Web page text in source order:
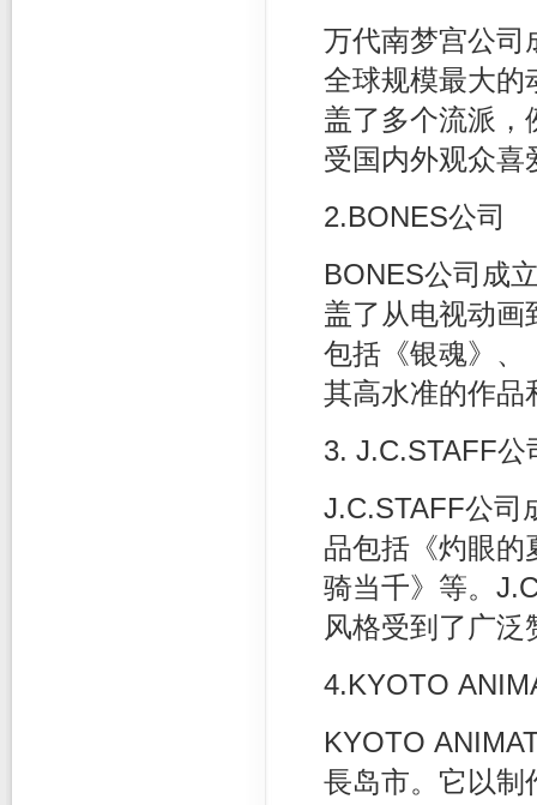
万代南梦宫公司
全球规模最大的
盖了多个流派，
受国内外观众喜
2.BONES公司
BONES公司成
盖了从电视动画
包括《银魂》、
其高水准的作品
3. J.C.STAFF公
J.C.STAFF公司
品包括《灼眼的
骑当千》等。
风格受到了广泛
4.KYOTO
KYOTO
長岛市。它以制